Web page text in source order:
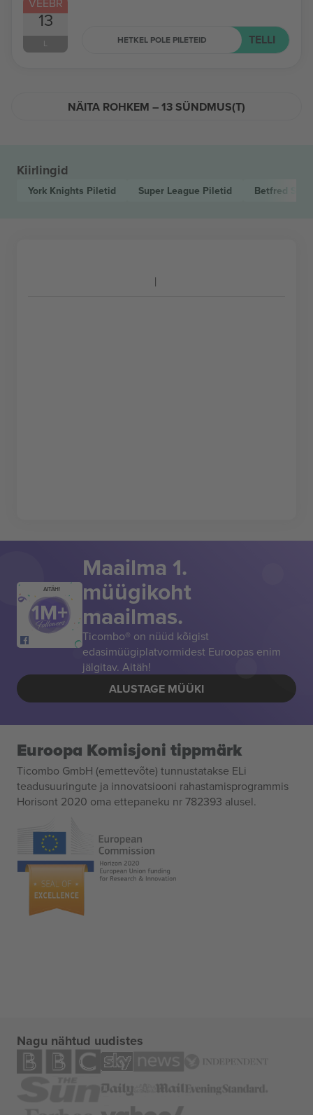
13
L HETKEL POLE PILETEID TELLI
NÄITA ROHKEM – 13 SÜNDMUS(T)
Kiirlingid
York Knights Piletid Super League Piletid Betfred
AITÄH!
Maailma 1.
müügikoht
maailmas.
Ticombo® on nüüd kõigist
edasimüügiplatvormidest Euroopas enim
jälgitav. Aitäh!
ALUSTAGE MÜÜKI
Euroopa Komisjoni tippmärk
Ticombo GmbH (emettevõte) tunnustatakse ELi
teadusuuringute ja innovatsiooni rahastamisprogrammis
Horisont 2020 oma ettepaneku nr 782393 alusel.
Nagu nähtud uudistes